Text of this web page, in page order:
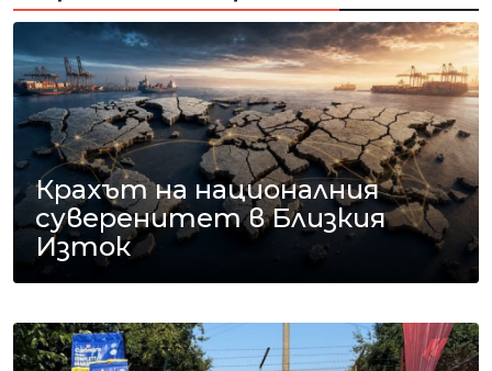
Крахът на националния
суверенитет в Близкия
Изток